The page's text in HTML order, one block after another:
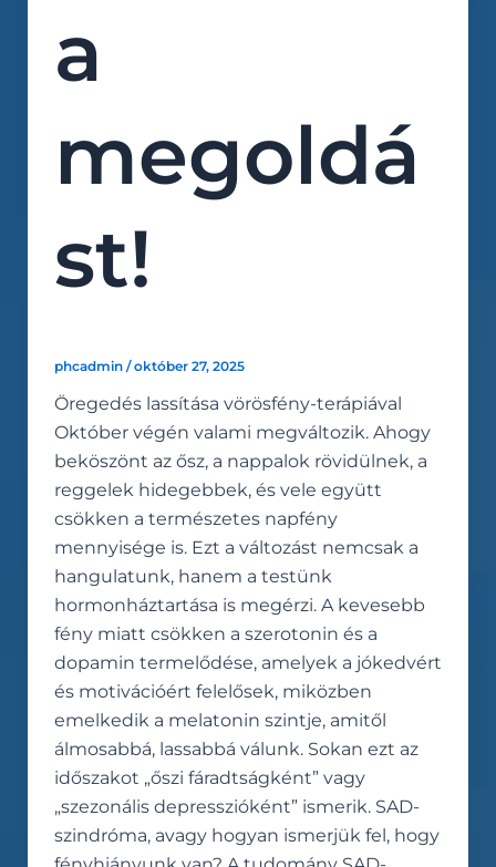
a
megoldá
st!
phcadmin /október 27, 2025
Öregedés lassítása vörösfény-terápiával
Október végén valami megváltozik. Ahogy
beköszönt az ősz, a nappalok rövidülnek, a
reggelek hidegebbek, és vele együtt
csökken a természetes napfény
mennyisége is. Ezt a változást nemcsak a
hangulatunk, hanem a testünk
hormonháztartása is megérzi. A kevesebb
fény miatt csökken a szerotonin és a
dopamin termelődése, amelyek a jókedvért
és motivációért felelősek, miközben
emelkedik a melatonin szintje, amitől
álmosabbá, lassabbá válunk. Sokan ezt az
időszakot „őszi fáradtságként” vagy
„szezonális depresszióként” ismerik. SAD-
szindróma, avagy hogyan ismerjük fel, hogy